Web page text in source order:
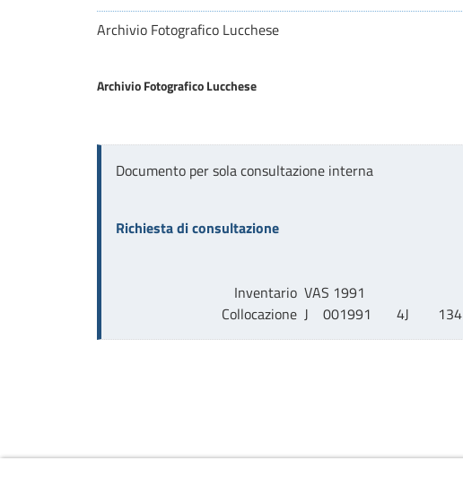
Archivio Fotografico Lucchese
Archivio Fotografico Lucchese
Documento per sola consultazione interna
Richiesta di consultazione
Inventario VAS 1991
Collocazione J    001991       4J        134